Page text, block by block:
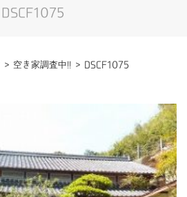
DSCF1075
> 空き家調査中!! > DSCF1075